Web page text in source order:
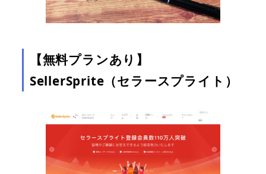
【無料プランあり】
SellerSprite（セラースプライト）